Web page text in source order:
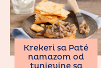
Krekeri sa Paté
namazom od
tunjevine sa